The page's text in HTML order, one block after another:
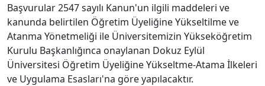
Başvurular 2547 sayılı Kanun'un ilgili maddeleri ve
kanunda belirtilen Öğretim Üyeliğine Yükseltilme ve
Atanma Yönetmeliği ile Üniversitemizin Yükseköğretim
Kurulu Başkanlığınca onaylanan Dokuz Eylül
Üniversitesi Öğretim Üyeliğine Yükseltme-Atama İlkeleri
ve Uygulama Esasları'na göre yapılacaktır.